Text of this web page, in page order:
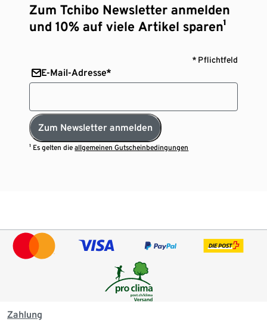
Zum Tchibo Newsletter anmelden
und 10% auf viele Artikel sparen¹
* Pflichtfeld
E-Mail-Adresse*
Zum Newsletter anmelden
¹ Es gelten dieallgemeinen Gutscheinbedingungen
Zahlung